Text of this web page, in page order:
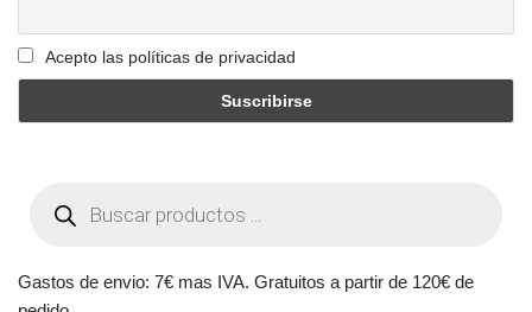
Acepto las políticas de privacidad
Gastos de envio: 7€ mas IVA. Gratuitos a partir de 120€ de